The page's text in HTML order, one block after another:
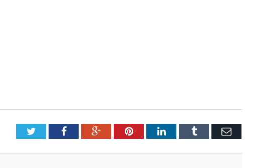
TwitterFacebookGoogle+PinterestLinkedInTumblr Email